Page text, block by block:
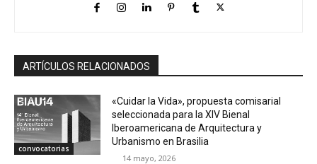
ARTÍCULOS RELACIONADOS
convocatorias
«Cuidar la Vida», propuesta comisarial
seleccionada para la XIV Bienal
Iberoamericana de Arquitectura y
Urbanismo en Brasilia
14 mayo, 2026